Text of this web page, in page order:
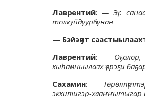
Лаврентий: — Эр
толкуйдуурбунан.
— Бэйэҕит
Лаврентий:— Оҕолор,
кыһамньылаах үөрэҕи
Сахамин: —
эккитигэр-хааҥҥытыгар